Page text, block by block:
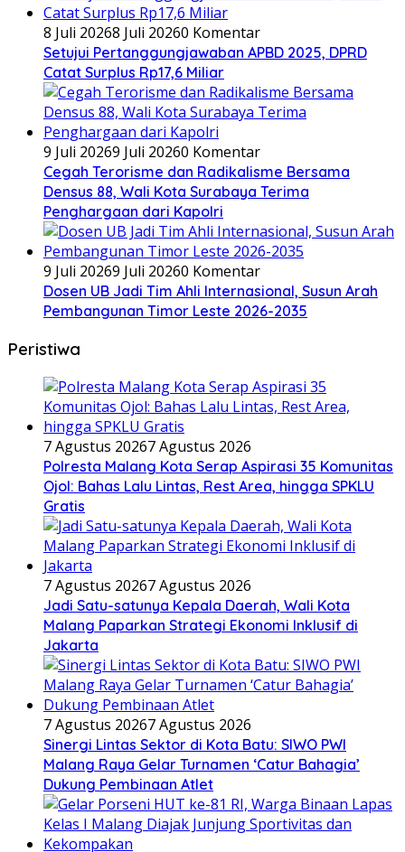
8 Juli 20268 Juli 20260 Komentar
Setujui Pertanggungjawaban APBD 2025, DPRD
Catat Surplus Rp17,6 Miliar
9 Juli 20269 Juli 20260 Komentar
Cegah Terorisme dan Radikalisme Bersama
Densus 88, Wali Kota Surabaya Terima
Penghargaan dari Kapolri
9 Juli 20269 Juli 20260 Komentar
Dosen UB Jadi Tim Ahli Internasional, Susun Arah
Pembangunan Timor Leste 2026-2035
Peristiwa
7 Agustus 20267 Agustus 2026
Polresta Malang Kota Serap Aspirasi 35 Komunitas
Ojol: Bahas Lalu Lintas, Rest Area, hingga SPKLU
Gratis
7 Agustus 20267 Agustus 2026
Jadi Satu-satunya Kepala Daerah, Wali Kota
Malang Paparkan Strategi Ekonomi Inklusif di
Jakarta
7 Agustus 20267 Agustus 2026
Sinergi Lintas Sektor di Kota Batu: SIWO PWI
Malang Raya Gelar Turnamen ‘Catur Bahagia’
Dukung Pembinaan Atlet